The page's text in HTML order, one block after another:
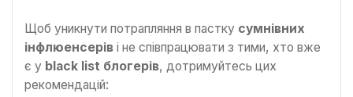
Щоб уникнути потрапляння в пастку сумнівних
інфлюенсерів і не співпрацювати з тими, хто вже
є у black list блогерів, дотримуйтесь цих
рекомендацій: